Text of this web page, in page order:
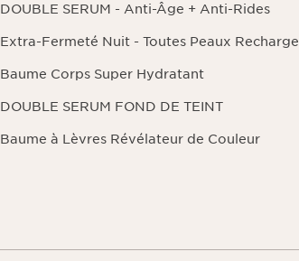
DOUBLE SERUM - Anti-Âge + Anti-Rides
Extra-Fermeté Nuit - Toutes Peaux Recharge
Baume Corps Super Hydratant
DOUBLE SERUM FOND DE TEINT
Baume à Lèvres Révélateur de Couleur